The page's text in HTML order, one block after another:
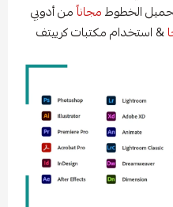
مجاناًمن أدوبي
كرييتف